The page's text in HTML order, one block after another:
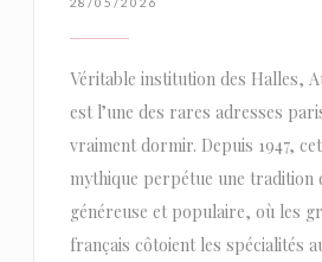
Véritable institution des Halles,
est l’une des rares adresses
vraiment dormir. Depuis 1947,
mythique perpétue une tradition
généreuse et populaire, où les
français côtoient les spécialités